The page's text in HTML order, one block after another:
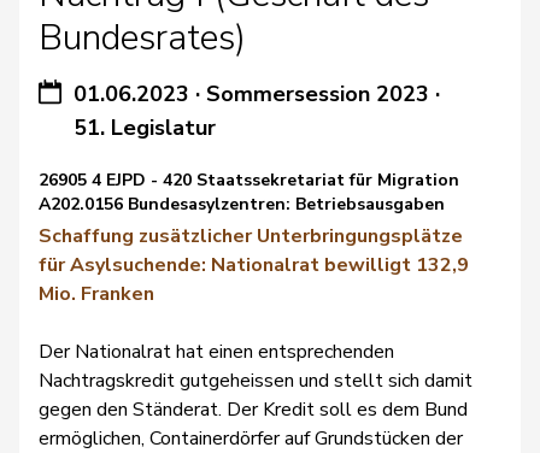
Bundesrates)
01.06.2023 ·Sommersession 2023 ·
51. Legislatur
26905 4 EJPD - 420 Staatssekretariat für Migration
A202.0156 Bundesasylzentren: Betriebsausgaben
Schaffung zusätzlicher Unterbringungsplätze
für Asylsuchende: Nationalrat bewilligt 132,9
Mio. Franken
Der Nationalrat hat einen entsprechenden
Nachtragskredit gutgeheissen und stellt sich damit
gegen den Ständerat. Der Kredit soll es dem Bund
ermöglichen, Containerdörfer auf Grundstücken der